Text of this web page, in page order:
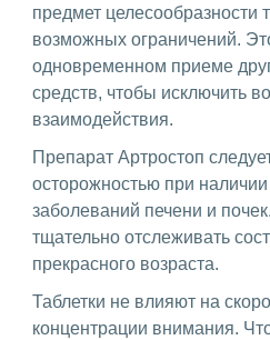
предмет целесообразности
возможных ограничений.
одновременном приеме
средств, чтобы исключить
взаимодействия.
Препарат Артростоп
осторожностью при наличии
заболеваний печени и
тщательно отслеживать
прекрасного возраста.
Таблетки не влияют на
концентрации внимания.